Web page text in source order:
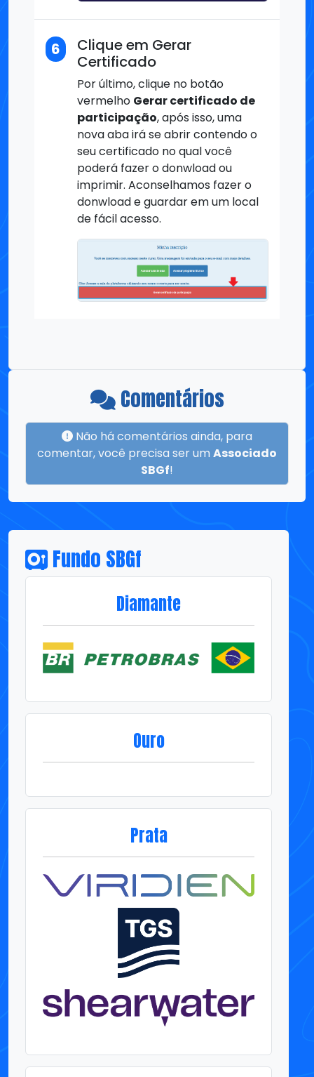
6
Clique em Gerar
Certificado
Por último, clique no botão
vermelho Gerar certificado de
participação, após isso, uma
nova aba irá se abrir contendo o
seu certificado no qual você
poderá fazer o donwload ou
imprimir. Aconselhamos fazer o
donwload e guardar em um local
de fácil acesso.
Comentários
Não há comentários ainda, para
comentar, você precisa ser um Associado
SBGf!
Fundo SBGf
Diamante
Ouro
Prata